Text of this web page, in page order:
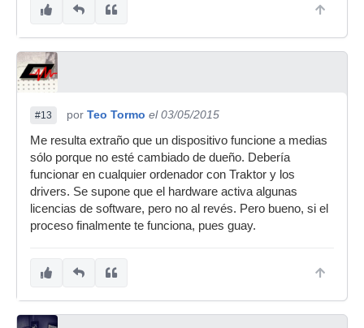
#13 por Teo Tormo el 03/05/2015
Me resulta extraño que un dispositivo funcione a medias
sólo porque no esté cambiado de dueño. Debería
funcionar en cualquier ordenador con Traktor y los
drivers. Se supone que el hardware activa algunas
licencias de software, pero no al revés. Pero bueno, si el
proceso finalmente te funciona, pues guay.